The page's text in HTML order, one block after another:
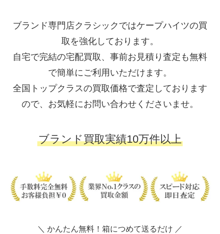
ブランド専門店クラシックではケープハイツの買
取を強化しております。
自宅で完結の宅配買取、事前お見積り査定も無料
で簡単にご利用いただけます。
全国トップクラスの買取価格で査定しております
ので、お気軽にお問い合わせくださいませ。
ブランド買取実績10万件以上
＼ かんたん無料！箱につめて送るだけ ／